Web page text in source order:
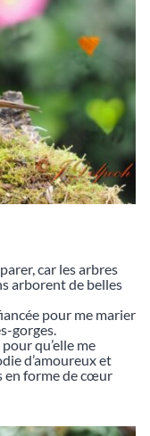
car les arbres
arborent de belles
pour me marier
gorges.
qu’elle me
d’amoureux et
en forme de cœur